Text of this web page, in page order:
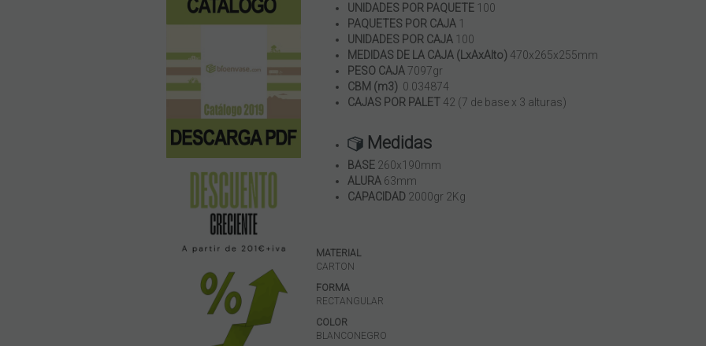
UNIDADES POR PAQUETE 100
PAQUETES POR CAJA 1
UNIDADES POR CAJA 100
MEDIDAS DE LA CAJA (LxAxAlto) 470x265x255mm
PESO CAJA 7097gr
CBM (m3) 0.034874
CAJAS POR PALET 42 (7 de base x 3 alturas)
Medidas
BASE 260x190mm
ALURA 63mm
CAPACIDAD 2000gr 2Kg
MATERIAL
CARTON
FORMA
RECTANGULAR
COLOR
BLANCO NEGRO